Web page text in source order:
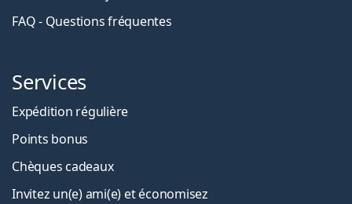
FAQ - Questions fréquentes
Services
Expédition régulière
Points bonus
Chèques cadeaux
Invitez un(e) ami(e) et économisez